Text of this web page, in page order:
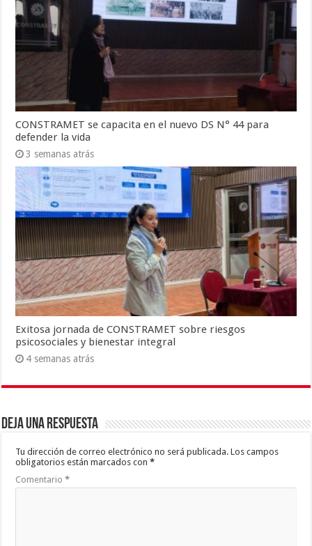
CONSTRAMET se capacita en el nuevo DS N° 44 para
defender la vida
3 semanas atrás
Exitosa jornada de CONSTRAMET sobre riesgos
psicosociales y bienestar integral
4 semanas atrás
Deja una respuesta
Tu dirección de correo electrónico no será publicada. Los campos
obligatorios están marcados con*
Comentario*